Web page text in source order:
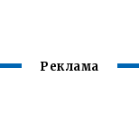
Реклама